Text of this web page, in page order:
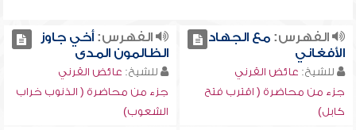
الفهرس:مع الجهاد
الأفغاني
للشيخ: عائض القرني
جزء من محاضرة ( اقترب فتح
كابل)
الفهرس:أخي جاوز
الظالمون المدى
للشيخ: عائض القرني
جزء من محاضرة ( الذنوب خراب
الشعوب)